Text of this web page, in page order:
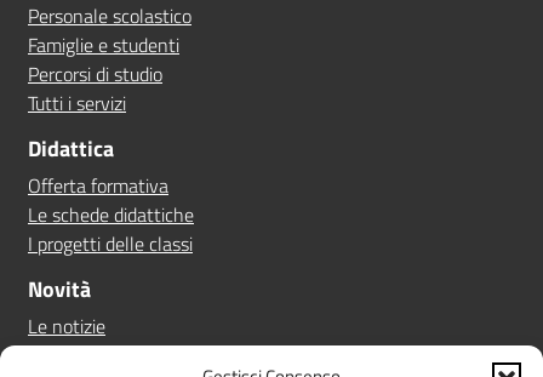
Personale scolastico
Famiglie e studenti
Percorsi di studio
Tutti i servizi
Didattica
Offerta formativa
Le schede didattiche
I progetti delle classi
Novità
Le notizie
Le circolari